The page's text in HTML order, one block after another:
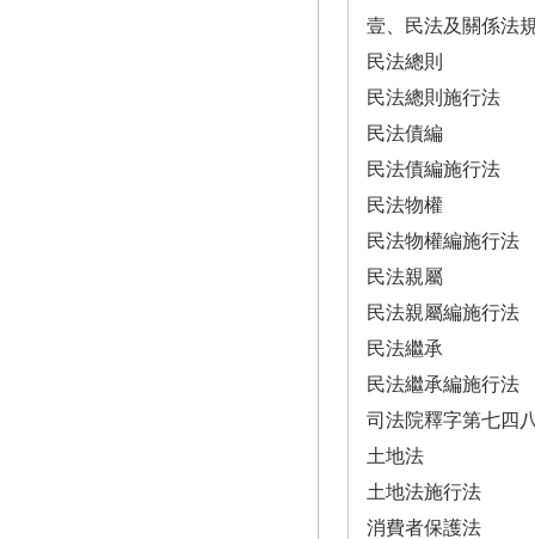
壹、民法及關係法
民法總則
民法總則施行法
民法債編
民法債編施行法
民法物權
民法物權編施行法
民法親屬
民法親屬編施行法
民法繼承
民法繼承編施行法
司法院釋字第七四
土地法
土地法施行法
消費者保護法